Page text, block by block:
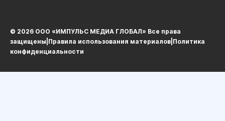
© 2026 ООО «ИМПУЛЬС МЕДИА ГЛОБАЛ» Все права
защищеныㅤ|ㅤ Правила использования материалов Политика
конфиденциальности